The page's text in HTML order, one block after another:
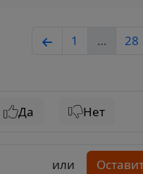
1 … 28
Да Нет
или